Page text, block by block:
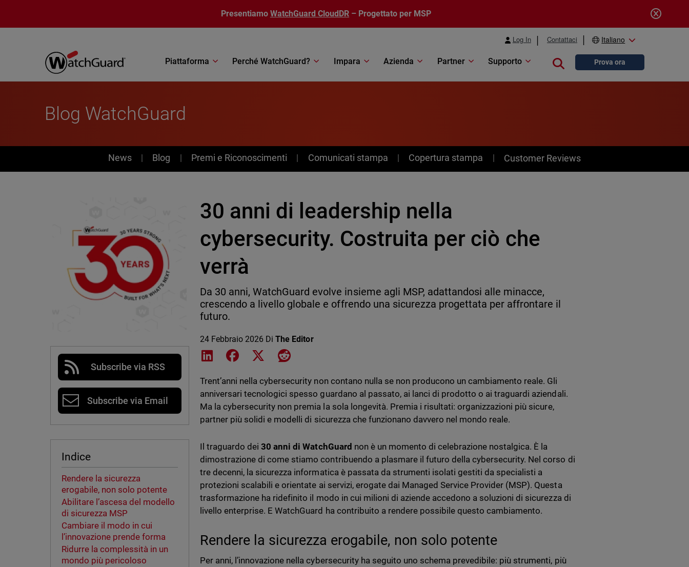
Presentiamo WatchGuard CloudDR – Progettato per MSP
Log In Contattaci Italiano
Piattaforma Perché WatchGuard? Impara Azienda Partner Supporto Close searchProva ora
Blog WatchGuard
News
News Blog Premi e Riconoscimenti Comunicati stampa Copertura stampa Customer Reviews
Subscribe via RSS
Subscribe via Email
Indice
Rendere la sicurezza
erogabile, non solo potente
Abilitare l’ascesa del modello
di sicurezza MSP
Cambiare il modo in cui
l’innovazione prende forma
Ridurre la complessità in un
mondo più pericoloso
30 anni di leadership nella
cybersecurity. Costruita per ciò che
verrà
Da 30 anni, WatchGuard evolve insieme agli MSP, adattandosi alle minacce,
crescendo a livello globale e offrendo una sicurezza progettata per affrontare il
futuro.
24 Febbraio 2026 DiThe Editor
Share on LinkedIn
Share on Facebook
Share on XShare on Reddit
Trent’anni nella cybersecurity non contano nulla se non producono un cambiamento reale. Gli
anniversari tecnologici spesso guardano al passato, ai lanci di prodotto o ai traguardi aziendali.
Ma la cybersecurity non premia la sola longevità. Premia i risultati: organizzazioni più sicure,
partner più solidi e modelli di sicurezza che funzionano davvero nel mondo reale.
Il traguardo dei30 anni di WatchGuard non è un momento di celebrazione nostalgica. È la
dimostrazione di come stiamo contribuendo a plasmare il futuro della cybersecurity. Nel corso di
tre decenni, la sicurezza informatica è passata da strumenti isolati gestiti da specialisti a
protezioni scalabili e orientate ai servizi, erogate dai Managed Service Provider (MSP). Questa
trasformazione ha ridefinito il modo in cui milioni di aziende accedono a soluzioni di sicurezza di
livello enterprise. E WatchGuard ha contribuito a rendere possibile questo cambiamento.
Rendere la sicurezza erogabile, non solo potente
Per anni, l’innovazione nella cybersecurity ha seguito uno schema prevedibile: più strumenti, più